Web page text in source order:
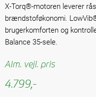
X-Torq®-motoren leverer
brændstoføkonomi.
brugerkomforten og
Balance 35-sele.
Alm. vejl. pris
4.799,-